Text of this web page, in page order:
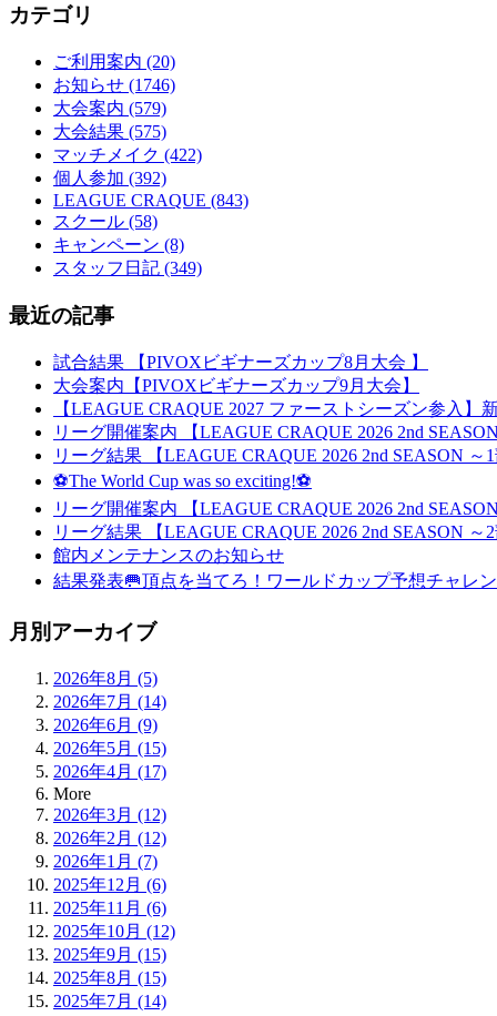
カテゴリ
ご利用案内 (20)
お知らせ (1746)
大会案内 (579)
大会結果 (575)
マッチメイク (422)
個人参加 (392)
LEAGUE CRAQUE (843)
スクール (58)
キャンペーン (8)
スタッフ日記 (349)
最近の記事
試合結果 【PIVOXビギナーズカップ8月大会 】
大会案内【PIVOXビギナーズカップ9月大会】
【LEAGUE CRAQUE 2027 ファーストシーズン参入】
リーグ開催案内 【LEAGUE CRAQUE 2026 2nd
リーグ結果 【LEAGUE CRAQUE 2026 2nd SEASON ～1
⚽The World Cup was so exciting!⚽
リーグ開催案内 【LEAGUE CRAQUE 2026 2nd
リーグ結果 【LEAGUE CRAQUE 2026 2nd SEASON ～2
館内メンテナンスのお知らせ
結果発表🥅頂点を当てろ！ワールドカップ予想チャレ
月別アーカイブ
2026年8月 (5)
2026年7月 (14)
2026年6月 (9)
2026年5月 (15)
2026年4月 (17)
More
2026年3月 (12)
2026年2月 (12)
2026年1月 (7)
2025年12月 (6)
2025年11月 (6)
2025年10月 (12)
2025年9月 (15)
2025年8月 (15)
2025年7月 (14)